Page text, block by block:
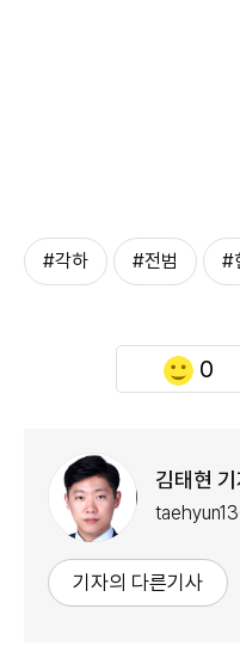
#각하 #전범 #
0
김태현
기자의 다른기사